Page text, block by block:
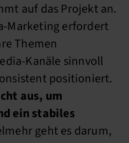
auf das Projekt an.
Marketing erfordert
Themen
Kanäle sinnvoll
positioniert.
aus, um
ein stabiles
geht es darum,